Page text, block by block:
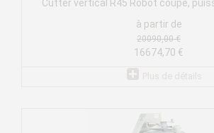
Cutter vertical R45 Robot coupe,
à partir de
20090,00 €
16674,70 €